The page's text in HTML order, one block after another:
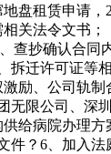
盘租赁申请
法令文书
查抄确认
迁许可证
励、公司轨
限公司、
给病院办理
？6、加入